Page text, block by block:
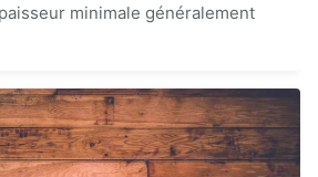
minimale généralement